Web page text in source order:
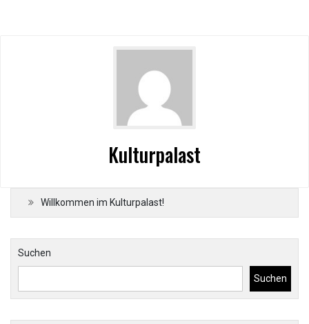
Kulturpalast
Willkommen im Kulturpalast!
Suchen
Suchen